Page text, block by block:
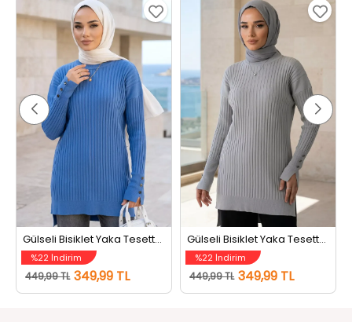
Gülseli Bisiklet Yaka Tesettür Triko Tunik İndigo
%22 İndirim
449,99 TL 349,99 TL
Gülseli Bisiklet Yaka Tesettür Triko Tunik Gri
%22 İndirim
449,99 TL 349,99 TL